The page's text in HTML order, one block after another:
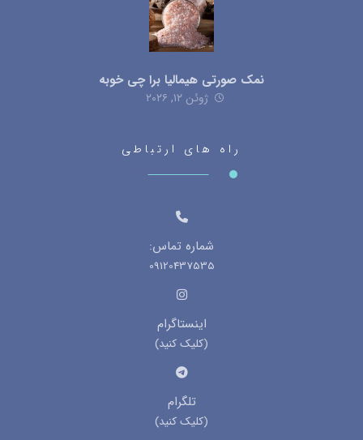
نمک صورتی هیمالیا برا چی خوبه
ژوئن ۱۲, ۲۰۲۶
راه های ارتباطی
شماره تماس:
09120437535
اینستاگرام
(کلیک کنید)
تلگرام
(کلیک کنید)